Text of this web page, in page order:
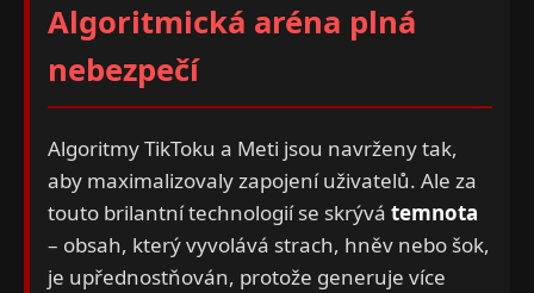
Algoritmická aréna plná
nebezpečí
Algoritmy TikToku a Meti jsou navrženy tak,
aby maximalizovaly zapojení uživatelů. Ale za
touto brilantní technologií se skrývá temnota
– obsah, který vyvolává strach, hněv nebo šok,
je upřednostňován, protože generuje více